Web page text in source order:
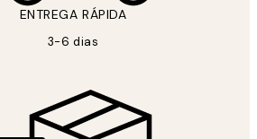
ENTREGA RÁPIDA
3-6 dias